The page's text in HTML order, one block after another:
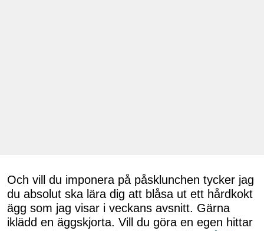
Och vill du imponera på påsklunchen tycker jag
du absolut ska lära dig att blåsa ut ett hårdkokt
ägg som jag visar i veckans avsnitt. Gärna
iklädd en äggskjorta. Vill du göra en egen hittar